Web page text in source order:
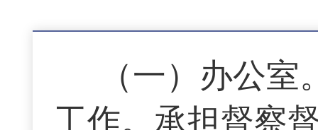
（一）办公
工作。承担督察